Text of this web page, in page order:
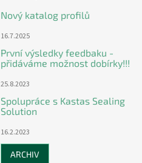
Nový katalog profilů
16.7.2025
První výsledky feedbaku -
přidáváme možnost dobírky!!!
25.8.2023
Spolupráce s Kastas Sealing
Solution
16.2.2023
ARCHIV